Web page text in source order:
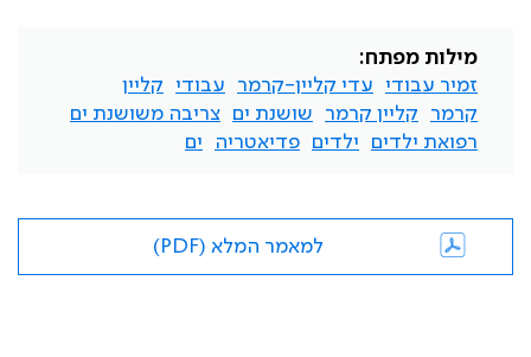
מילות מפתח:
זמיר עבודי
עדי קליין-קרמר עבודי
קליין
קרמר
קליין קרמר שושנת ים
צריבה משושנת ים
רפואת ילדים
ילדים פדיאטריה ים
למאמר המלא (PDF)